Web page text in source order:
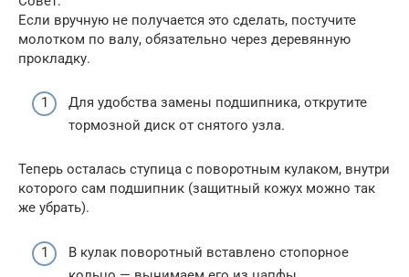
Если вручную не получается это сделать, постучите
молотком по валу, обязательно через деревянную
прокладку.
Для удобства замены подшипника, открутите
тормозной диск от снятого узла.
Теперь осталась ступица с поворотным кулаком, внутри
которого сам подшипник (защитный кожух можно так
же убрать).
В кулак поворотный вставлено стопорное